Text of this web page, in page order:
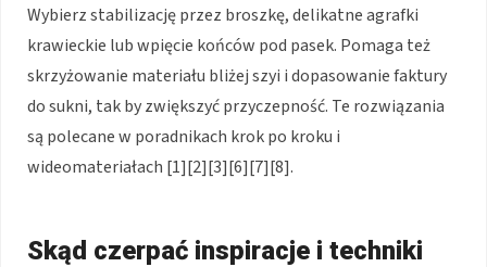
Wybierz stabilizację przez broszkę, delikatne agrafki
krawieckie lub wpięcie końców pod pasek. Pomaga też
skrzyżowanie materiału bliżej szyi i dopasowanie faktury
do sukni, tak by zwiększyć przyczepność. Te rozwiązania
są polecane w poradnikach krok po kroku i
wideomateriałach [1][2][3][6][7][8].
Skąd czerpać inspiracje i techniki